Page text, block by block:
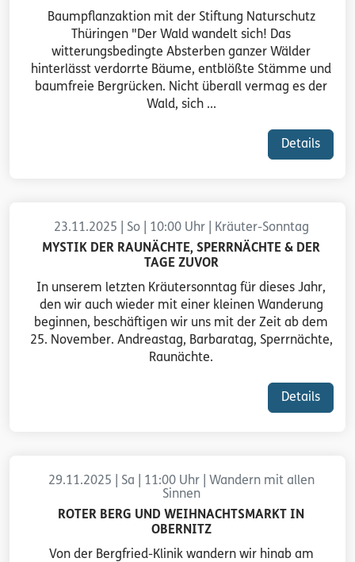
Baumpflanzaktion mit der Stiftung Naturschutz
Thüringen "Der Wald wandelt sich! Das
witterungsbedingte Absterben ganzer Wälder
hinterlässt verdorrte Bäume, entblößte Stämme und
baumfreie Bergrücken. Nicht überall vermag es der
Wald, sich ...
Details
23.11.2025 | So | 10:00 Uhr | Kräuter-Sonntag
MYSTIK DER RAUNÄCHTE, SPERRNÄCHTE & DER
TAGE ZUVOR
In unserem letzten Kräutersonntag für dieses Jahr,
den wir auch wieder mit einer kleinen Wanderung
beginnen, beschäftigen wir uns mit der Zeit ab dem
25. November. Andreastag, Barbaratag, Sperrnächte,
Raunächte.
Details
29.11.2025 | Sa | 11:00 Uhr | Wandern mit allen
Sinnen
ROTER BERG UND WEIHNACHTSMARKT IN
OBERNITZ
Von der Bergfried-Klinik wandern wir hinab am